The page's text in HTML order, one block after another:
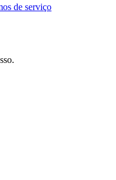
de serviço